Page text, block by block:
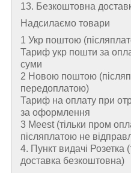
13. Безкоштовна
Надсилаємо товари
1 Укр поштою
Тариф укр пошти за
суми
2 Новою поштою
передоплатою)
Тариф на оплату при
за оформлення
3 Meest (тільки пром
післяплатою не
4. Пункт видачі Розетка
доставка безкоштовна)